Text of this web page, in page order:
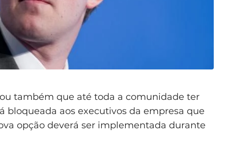
também que até toda a comunidade ter
bloqueada aos executivos da empresa que
opção deverá ser implementada durante